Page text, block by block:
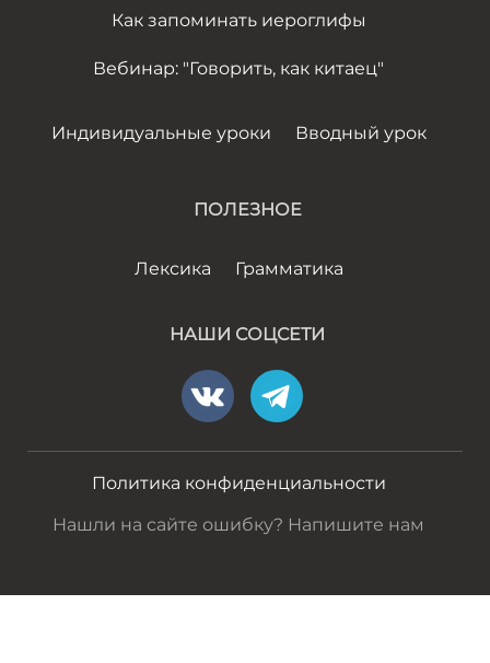
Как запоминать иероглифы
Вебинар: "Говорить, как китаец"
Индивидуальные уроки Вводный урок
ПОЛЕЗНОЕ
Лексика Грамматика
НАШИ СОЦСЕТИ
Политика конфиденциальности
Нашли на сайте ошибку? Напишите нам